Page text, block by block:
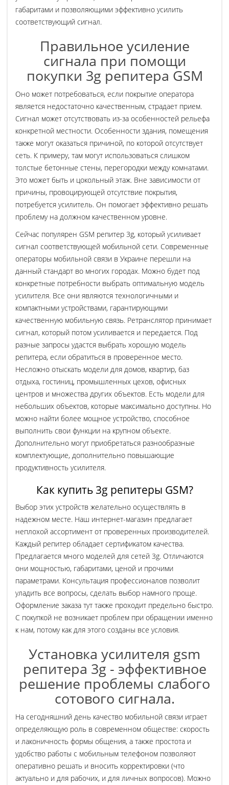
габаритами и позволяющими эффективно усилить
соответствующий сигнал.
Правильное усиление
сигнала при помощи
покупки 3g репитера GSM
Оно может потребоваться, если покрытие оператора
является недостаточно качественным, страдает прием.
Сигнал может отсутствовать из-за особенностей рельефа
конкретной местности. Особенности здания, помещения
также могут оказаться причиной, по которой отсутствует
сеть. К примеру, там могут использоваться слишком
толстые бетонные стены, перегородки между комнатами.
Это может быть и цокольный этаж. Вне зависимости от
причины, провоцирующей отсутствие покрытия,
потребуется усилитель. Он помогает эффективно решать
проблему на должном качественном уровне.
Сейчас популярен GSM репитер 3g, который усиливает
сигнал соответствующей мобильной сети. Современные
операторы мобильной связи в Украине перешли на
данный стандарт во многих городах. Можно будет под
конкретные потребности выбрать оптимальную модель
усилителя. Все они являются технологичными и
компактными устройствами, гарантирующими
качественную мобильную связь. Ретранслятор принимает
сигнал, который потом усиливается и передается. Под
разные запросы удастся выбрать хорошую модель
репитера, если обратиться в проверенное место.
Несложно отыскать модели для домов, квартир, баз
отдыха, гостиниц, промышленных цехов, офисных
центров и множества других объектов. Есть модели для
небольших объектов, которые максимально доступны. Но
можно найти более мощное устройство, способное
выполнить свои функции на крупном объекте.
Дополнительно могут приобретаться разнообразные
комплектующие, дополнительно повышающие
продуктивность усилителя.
Как купить 3g репитеры GSM?
Выбор этих устройств желательно осуществлять в
надежном месте. Наш интернет-магазин предлагает
неплохой ассортимент от проверенных производителей.
Каждый репитер обладает сертификатом качества.
Предлагается много моделей для сетей 3g. Отличаются
они мощностью, габаритами, ценой и прочими
параметрами. Консультация профессионалов позволит
уладить все вопросы, сделать выбор намного проще.
Оформление заказа тут также проходит предельно быстро.
С покупкой не возникает проблем при обращении именно
к нам, потому как для этого созданы все условия.
Установка усилителя gsm
репитера 3g - эффективное
решение проблемы слабого
сотового сигнала.
На сегодняшний день качество мобильной связи играет
определяющую роль в современном обществе: скорость
и лаконичность формы общения, а также простота и
удобство работы с мобильным телефоном позволяют
оперативно решать и вносить корректировки (что
актуально и для рабочих, и для личных вопросов). Можно